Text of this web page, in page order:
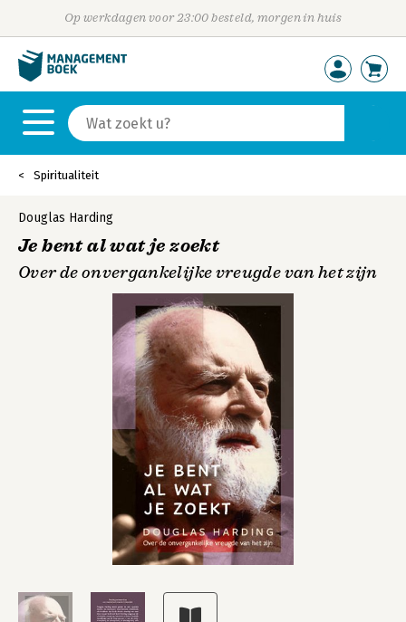
Op werkdagen voor 23:00 besteld, morgen in huis
Spiritualiteit
Douglas Harding
Je bent al wat je zoekt
Over de onvergankelijke vreugde van het zijn